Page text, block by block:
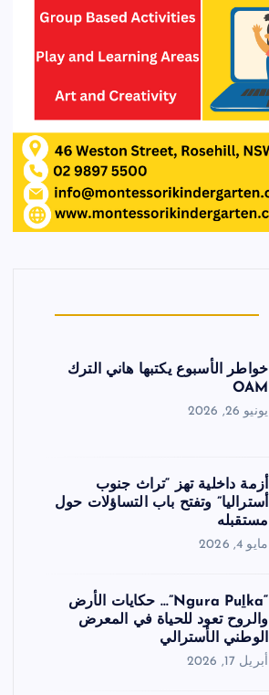
خواطر الأسبوع يكتبها هاني الترك
OAM
يونيو 26, 2026
أزمة داخلية تهز “تراث جنوب
أستراليا” وتفتح باب التساؤلات حول
مستقبله
مايو 4, 2026
“Ngura Puḻka”… حكايات الأرض
والروح تعود للحياة في المعرض
الوطني الأسترالي
أبريل 17, 2026